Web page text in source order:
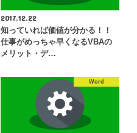
2017.12.22
知っていれば価値が分かる！！
仕事がめっちゃ早くなるVBAの
メリット・デ…
Word